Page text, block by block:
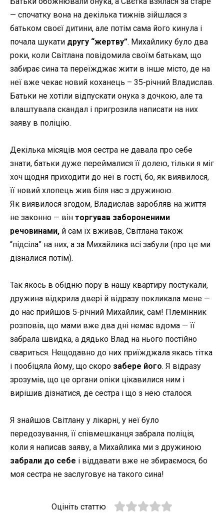
— спочатку вона на декілька тижнів зійшлася з
батьком своєї дитини, але потім сама його кинула і
почала шукати другу “жертву”. Михайлику було два
роки, коли Світлана повідомила своїм батькам, що
забирає сина та переїжджає жити в інше місто, де на
неї вже чекає новий коханець – 35-річний Владислав.
Батьки не хотіли відпускати онука з дочкою, але та
влаштувала скандал і пригрозила написати на них
заяву в поліцію.
Декілька місяців моя сестра не давала про себе
знати, батьки дуже переймалися її долею, тільки я міг
хоч щодня приходити до неї в гості, бо, як виявилося,
її новий хлопець жив біля нас з дружиною.
Як виявилося згодом, Владислав заробляв на життя
не законно — він торгував забороненими
речовинами, й сам їх вживав, Світлана також
“підсіла” на них, а за Михайлика всі забули (про це ми
дізналися потім).
Так якось в обідню пору в нашу квартиру постукали,
дружина відкрила двері й відразу покликала мене —
до нас прийшов 5-річний Михайлик, сам! Племінник
розповів, що мами вже два дні немає вдома — її
забрала швидка, а дядько Влад на нього постійно
свариться. Нещодавно до них приїжджала якась тітка
і пообіцяла йому, що скоро забере його. Я відразу
зрозумів, що це органи опіки цікавилися ним і
вирішив дізнатися, де сестра і що з нею сталося.
Я знайшов Світлану у лікарні, у неї було
передозування, її співмешканця забрала поліція,
коли я написав заяву, а Михайлика ми з дружиною
забрали до себе і віддавати вже не збираємося, бо
моя сестра не заслуговує на такого сина!
Оцініть статтю